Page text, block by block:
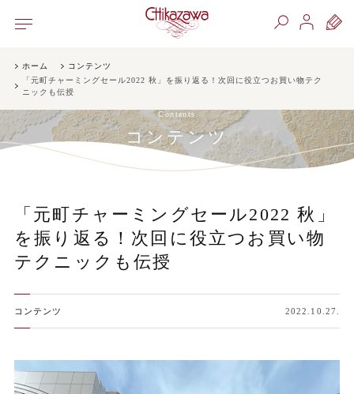
ホーム
コンテンツ
「元町チャーミングセール2022 秋」を振り返る！次回に役立つお買い物テク
ニックも伝授
Contents
コンテンツ
「元町チャーミングセール2022 秋」
を振り返る！次回に役立つお買い物
テクニックも伝授
コンテンツ 2022.10.27.